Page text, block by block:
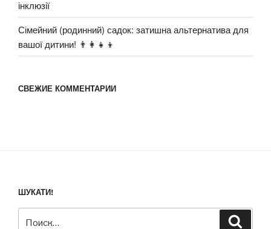
інклюзії
Сімейний (родинний) садок: затишна альтернатива для
вашої дитини! 👨‍👩‍👧‍👦
СВЕЖИЕ КОММЕНТАРИИ
ШУКАТИ!